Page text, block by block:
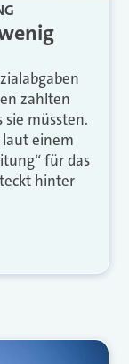
zahlten
sie müssten.
laut einem
für das
hinter